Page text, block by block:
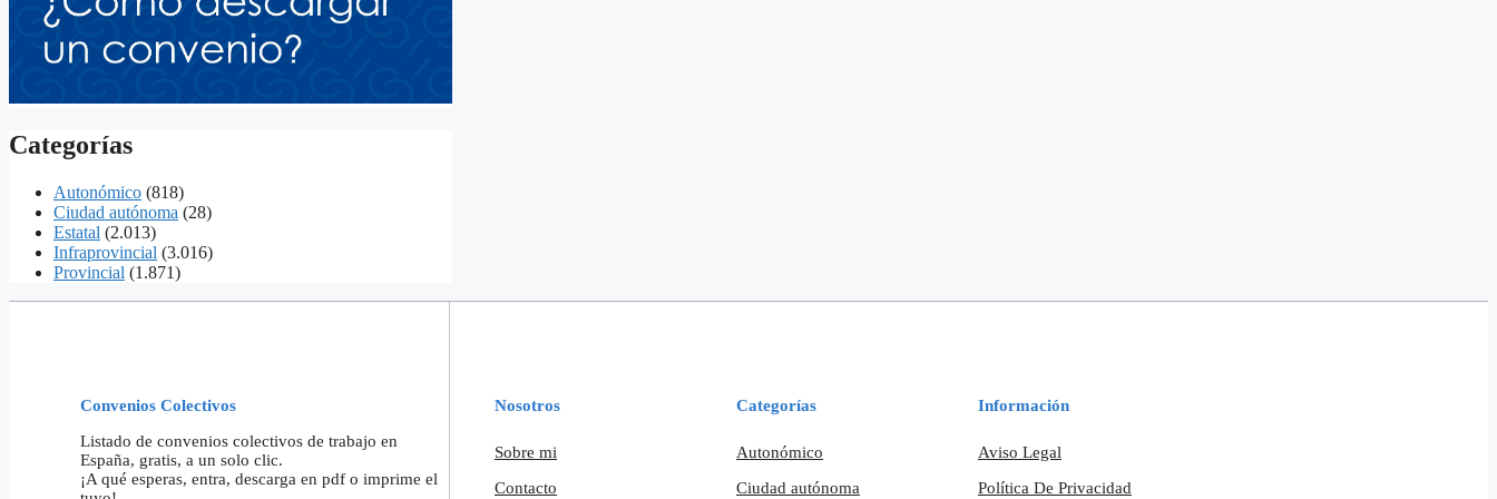
Categorías
Autonómico (818)
Ciudad autónoma (28)
Estatal (2.013)
Infraprovincial (3.016)
Provincial (1.871)
Convenios Colectivos
Listado de convenios colectivos de trabajo en
España, gratis, a un solo clic.
¡A qué esperas, entra, descarga en pdf o imprime el
Nosotros
Sobre mi
Contacto
Categorías
Autonómico
Ciudad autónoma
Información
Aviso Legal
Política De Privacidad